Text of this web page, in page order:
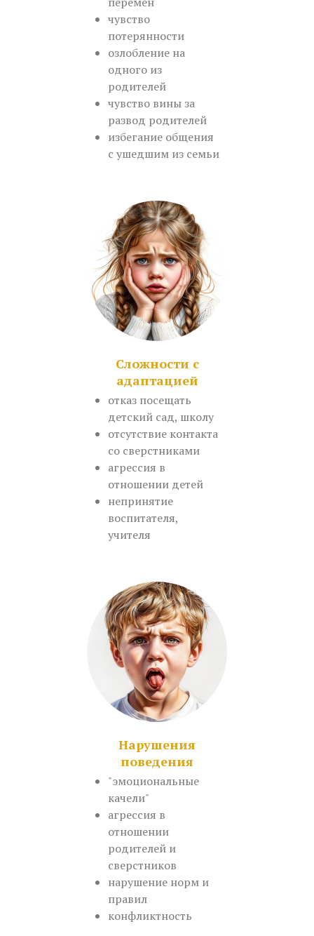
чувство
потерянности
озлобление на
одного из
родителей
чувство вины за
развод родителей
избегание общения
с ушедшим из семьи
Сложности с
адаптацией
отказ посещать
детский сад, школу
отсутствие контакта
со сверстниками
агрессия в
отношении детей
непринятие
воспитателя,
учителя
Нарушения
поведения
"эмоциональные
качели"
агрессия в
отношении
родителей и
сверстников
нарушение норм и
правил
конфликтность